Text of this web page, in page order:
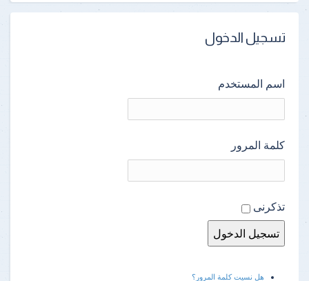
تسجيل الدخول
اسم المستخدم
كلمة المرور
تذكرنى
هل نسيت كلمة المرور؟